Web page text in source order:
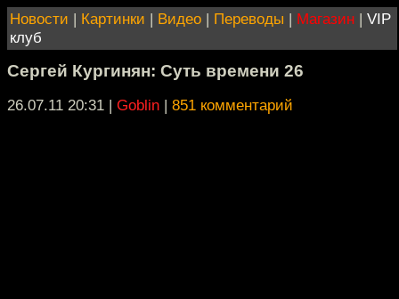
Новости | Картинки | Видео | Переводы | Магазин | VIP
клуб
Сергей Кургинян: Суть времени 26
26.07.11 20:31 | Goblin | 851 комментарий